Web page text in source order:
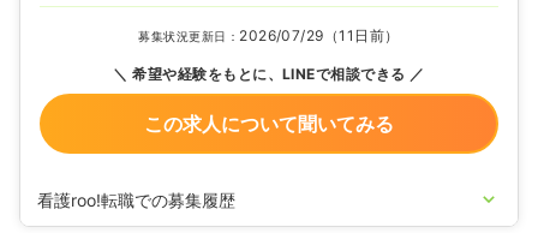
募集状況更新日： 2026/07/29（11日前）
希望や経験をもとに、LINEで相談できる
この求人について聞いてみる
看護roo!転職での募集履歴